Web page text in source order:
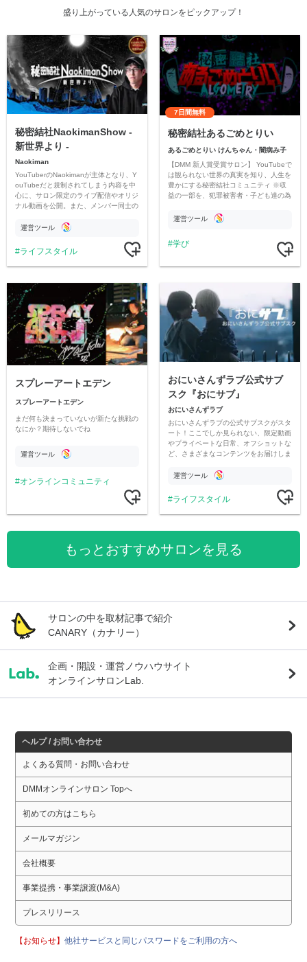
盛り上がっている人気のサロンをピックアップ！
秘密結社NaokimanShow -
新世界より -
Naokiman
YouTuberのNaokimanが主体となり、Y
ouTubeだと規制されてしまう内容を中
心に、サロン限定のライブ配信やオリジ
ナル動画を公開。また、メンバー同士の
ただいています。
運営ツール
ライフスタイル
7日間無料
秘密結社あるごめとりい
あるごめとりい けんちゃん・闇病み子
【DMM 新人賞受賞サロン】 YouTubeで
は観られない世界の真実を知り、人生を
豊かにする秘密結社コミュニティ ※収
益の一部を、犯罪被害者・子ども達の為
す運営ツール
学び
スプレーアートエデン
スプレーアートエデン
まだ何も決まっていないが新たな挑戦の
なにか？期待しないでね
運営ツール
オンラインコミュニティ
おにいさんずラブ公式サブ
スク『おにサブ』
おにいさんずラブ
おにいさんずラブの公式サブスクがスタ
ート！ここでしか見られない、限定動画
やプライベートな日常、オフショットな
ど、さまざまなコンテンツをお届けしま
運営ツール
ライフスタイル
もっとおすすめサロンを見る
サロンの中を取材記事で紹介
CANARY（カナリー）
企画・開設・運営ノウハウサイト
オンラインサロンLab.
ヘルプ / お問い合わせ
よくある質問・お問い合わせ
DMMオンラインサロン Topへ
初めての方はこちら
メールマガジン
会社概要
事業提携・事業譲渡(M&A)
プレスリリース
【お知らせ】他社サービスと同じパスワードをご利用の方へ